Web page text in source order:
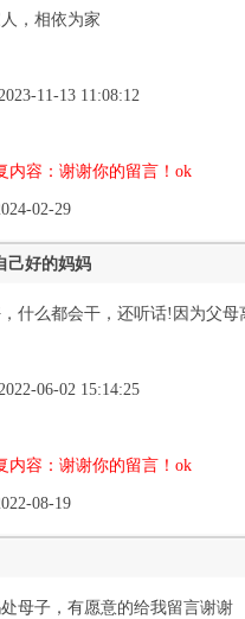
，相依为家
11-13 11:08:12
内容：谢谢你的留言！ok
02-29
己好的妈妈
什么都会干，还听话!因为父
06-02 15:14:25
内容：谢谢你的留言！ok
08-19
母子，有愿意的给我留言谢谢